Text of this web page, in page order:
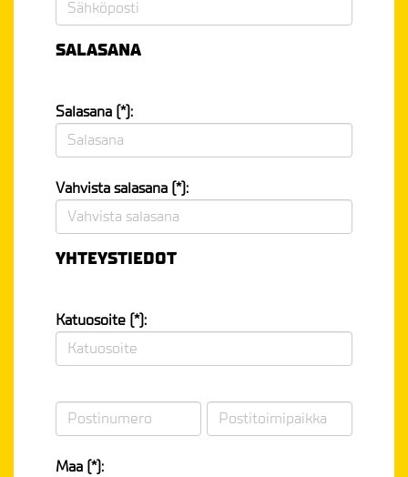
SALASANA
Salasana (*):
Vahvista salasana (*):
YHTEYSTIEDOT
Katuosoite (*):
Maa (*):